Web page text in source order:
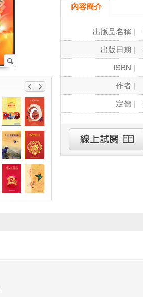
內容簡介
出版品名稱
出版日期
ISBN
作者
定價